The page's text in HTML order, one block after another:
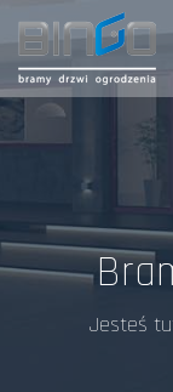
Jesteś